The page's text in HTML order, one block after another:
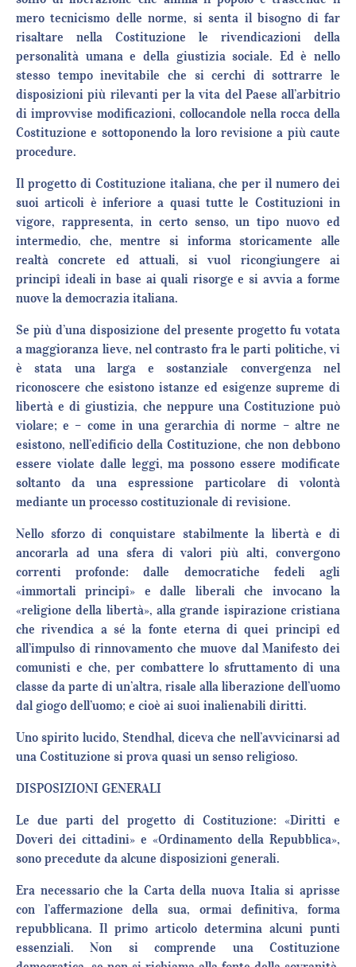
mero tecnicismo delle norme, si senta il bisogno di far
risaltare nella Costituzione le rivendicazioni della
personalità umana e della giustizia sociale. Ed è nello
stesso tempo inevitabile che si cerchi di sottrarre le
disposizioni più rilevanti per la vita del Paese all’arbitrio
di improvvise modificazioni, collocandole nella rocca della
Costituzione e sottoponendo la loro revisione a più caute
procedure.
Il progetto di Costituzione italiana, che per il numero dei
suoi articoli è inferiore a quasi tutte le Costituzioni in
vigore, rappresenta, in certo senso, un tipo nuovo ed
intermedio, che, mentre si informa storicamente alle
realtà concrete ed attuali, si vuol ricongiungere ai
principî ideali in base ai quali risorge e si avvia a forme
nuove la democrazia italiana.
Se più d’una disposizione del presente progetto fu votata
a maggioranza lieve, nel contrasto fra le parti politiche, vi
è stata una larga e sostanziale convergenza nel
riconoscere che esistono istanze ed esigenze supreme di
libertà e di giustizia, che neppure una Costituzione può
violare; e – come in una gerarchia di norme – altre ne
esistono, nell’edificio della Costituzione, che non debbono
essere violate dalle leggi, ma possono essere modificate
soltanto da una espressione particolare di volontà
mediante un processo costituzionale di revisione.
Nello sforzo di conquistare stabilmente la libertà e di
ancorarla ad una sfera di valori più alti, convergono
correnti profonde: dalle democratiche fedeli agli
«immortali principî» e dalle liberali che invocano la
«religione della libertà», alla grande ispirazione cristiana
che rivendica a sé la fonte eterna di quei principî ed
all’impulso di rinnovamento che muove dal Manifesto dei
comunisti e che, per combattere lo sfruttamento di una
classe da parte di un’altra, risale alla liberazione dell’uomo
dal giogo dell’uomo; e cioè ai suoi inalienabili diritti.
Uno spirito lucido, Stendhal, diceva che nell’avvicinarsi ad
una Costituzione si prova quasi un senso religioso.
DISPOSIZIONI GENERALI
Le due parti del progetto di Costituzione: «Diritti e
Doveri dei cittadini» e «Ordinamento della Repubblica»,
sono precedute da alcune disposizioni generali.
Era necessario che la Carta della nuova Italia si aprisse
con l’affermazione della sua, ormai definitiva, forma
repubblicana. Il primo articolo determina alcuni punti
essenziali. Non si comprende una Costituzione